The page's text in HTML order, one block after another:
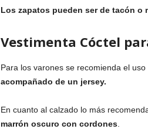
Los zapatos pueden ser de tacón o
Vestimenta Cóctel
Para los varones se recomienda el uso
acompañado de un jersey.
En cuanto al calzado lo más
marrón oscuro con cordones.